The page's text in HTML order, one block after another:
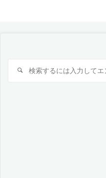
検